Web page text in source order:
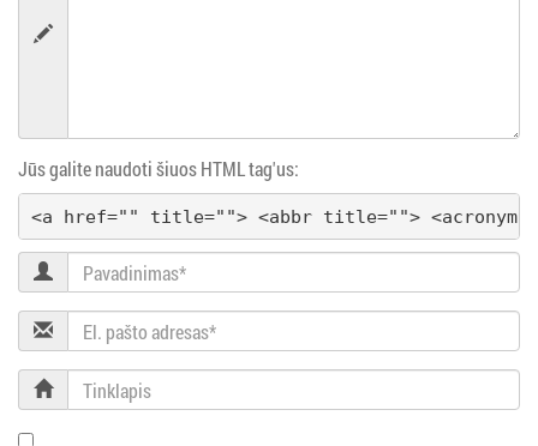
a
i
g
a
c
i
j
Jūs galite naudoti šiuos HTML tag'us:
<a href="" title=""> <abbr title=""> <acronym
Pavadinimas
El.
pašto
adresas
Tinklapis